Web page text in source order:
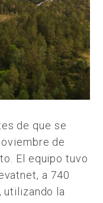
de que se
de
El equipo tuvo
a 740
utilizando la